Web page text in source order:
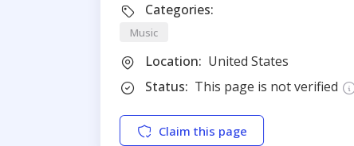
Categories:
Music
Location: United States
Status: This page is not verified
Claim this page